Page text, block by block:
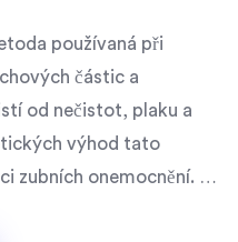
používaná při
částic a
od nečistot, plaku a
výhod tato
zubních onemocnění. Je